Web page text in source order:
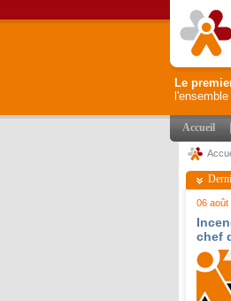
Le
Accueil
06 août
chef
«
au